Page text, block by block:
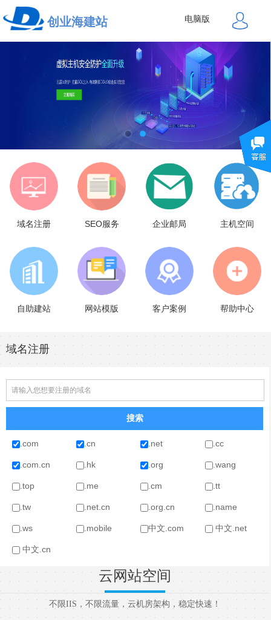
电脑版
创业海建站
域名注册 SEO服务 企业邮局 主机空间
自助建站 网站模版 客户案例 帮助中心
云网站空间
不限IIS，不限流量，云机房架构，稳定快速！
域名注册
.com .cn .net .cc
.com.cn .hk .org .wang
.top .me .cm .tt
.tw .net.cn .org.cn .name
.ws .mobile 中文.com 中文.net
中文.cn